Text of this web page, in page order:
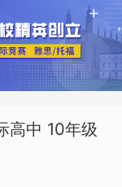
高中 10年级